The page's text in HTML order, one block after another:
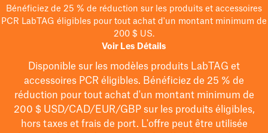
Bénéficiez de 25 % de réduction sur les produits et accessoires
PCR LabTAG éligibles pour tout achat d'un montant minimum de
200 $ US.
Voir Les Détails
Disponible sur les modèles produits LabTAG et
accessoires PCR éligibles. Bénéficiez de 25 % de
réduction pour tout achat d'un montant minimum de
200 $USD/CAD/EUR/GBPsur les produits éligibles,
hors taxes et frais de port. L'offre peut être utilisée